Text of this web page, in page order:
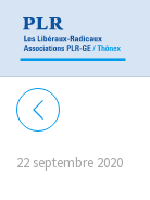
22 septembre 2020
Panneau de gestion